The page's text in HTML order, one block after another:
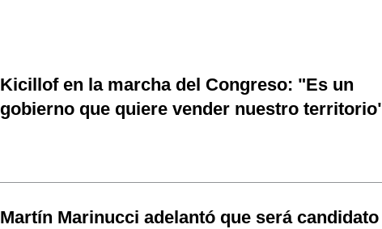
Kicillof en la marcha del Congreso: "Es un
gobierno que quiere vender nuestro
Martín Marinucci adelantó que será candidato